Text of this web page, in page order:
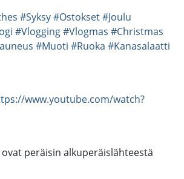
#Syksy#Ostokset#Joulu
#Vlogging#Vlogmas #Christmas
#Muoti #Ruoka #Kanasalaatti
www.youtube.com/watch?
peräisin alkuperäislähteestä